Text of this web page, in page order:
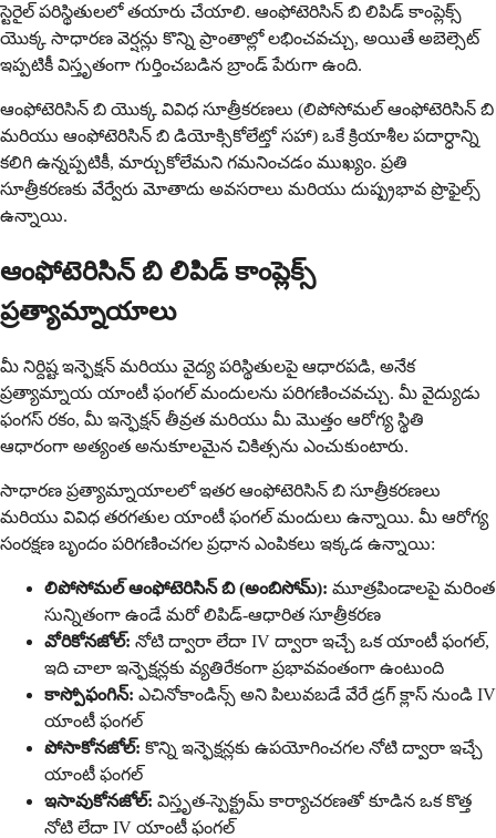
స్టెరైల్ పరిస్థితులలో తయారు చేయాలి. ఆంఫోటెరిసిన్ బి లిపిడ్ కాంప్లెక్స్
యొక్క సాధారణ వెర్షన్లు కొన్ని ప్రాంతాల్లో లభించవచ్చు, అయితే అబెల్సెట్
ఇప్పటికీ విస్తృతంగా గుర్తించబడిన బ్రాండ్ పేరుగా ఉంది.
ఆంఫోటెరిసిన్ బి యొక్క వివిధ సూత్రీకరణలు (లిపోసోమల్ ఆంఫోటెరిసిన్ బి
మరియు ఆంఫోటెరిసిన్ బి డియోక్సికోలేట్తో సహా) ఒకే క్రియాశీల పదార్ధాన్ని
కలిగి ఉన్నప్పటికీ, మార్చుకోలేమని గమనించడం ముఖ్యం. ప్రతి
సూత్రీకరణకు వేర్వేరు మోతాదు అవసరాలు మరియు దుష్ప్రభావ ప్రొఫైల్స్
ఉన్నాయి.
ఆంఫోటెరిసిన్ బి లిపిడ్ కాంప్లెక్స్
ప్రత్యామ్నాయాలు
మీ నిర్దిష్ట ఇన్ఫెక్షన్ మరియు వైద్య పరిస్థితులపై ఆధారపడి, అనేక
ప్రత్యామ్నాయ యాంటీ ఫంగల్ మందులను పరిగణించవచ్చు. మీ వైద్యుడు
ఫంగస్ రకం, మీ ఇన్ఫెక్షన్ తీవ్రత మరియు మీ మొత్తం ఆరోగ్య స్థితి
ఆధారంగా అత్యంత అనుకూలమైన చికిత్సను ఎంచుకుంటారు.
సాధారణ ప్రత్యామ్నాయాలలో ఇతర ఆంఫోటెరిసిన్ బి సూత్రీకరణలు
మరియు వివిధ తరగతుల యాంటీ ఫంగల్ మందులు ఉన్నాయి. మీ ఆరోగ్య
సంరక్షణ బృందం పరిగణించగల ప్రధాన ఎంపికలు ఇక్కడ ఉన్నాయి:
లిపోసోమల్ ఆంఫోటెరిసిన్ బి (అంబిసోమ్): మూత్రపిండాలపై మరింత
సున్నితంగా ఉండే మరో లిపిడ్-ఆధారిత సూత్రీకరణ
వోరికోనజోల్: నోటి ద్వారా లేదా IV ద్వారా ఇచ్చే ఒక యాంటీ ఫంగల్,
ఇది చాలా ఇన్ఫెక్షన్లకు వ్యతిరేకంగా ప్రభావవంతంగా ఉంటుంది
కాస్పోఫంగిన్: ఎచినోకాండిన్స్ అని పిలువబడే వేరే డ్రగ్ క్లాస్ నుండి IV
యాంటీ ఫంగల్
పోసాకోనజోల్: కొన్ని ఇన్ఫెక్షన్లకు ఉపయోగించగల నోటి ద్వారా ఇచ్చే
యాంటీ ఫంగల్
ఇసావుకోనజోల్: విస్తృత-స్పెక్ట్రమ్ కార్యాచరణతో కూడిన ఒక కొత్త
నోటి లేదా IV యాంటీ ఫంగల్